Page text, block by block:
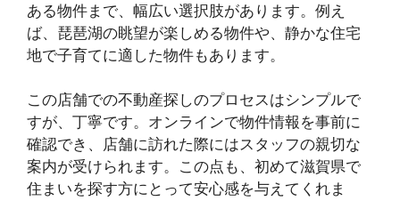
ある物件まで、幅広い選択肢があります。例え
ば、琵琶湖の眺望が楽しめる物件や、静かな住宅
地で子育てに適した物件もあります。
この店舗での不動産探しのプロセスはシンプルで
すが、丁寧です。オンラインで物件情報を事前に
確認でき、店舗に訪れた際にはスタッフの親切な
案内が受けられます。この点も、初めて滋賀県で
住まいを探す方にとって安心感を与えてくれま